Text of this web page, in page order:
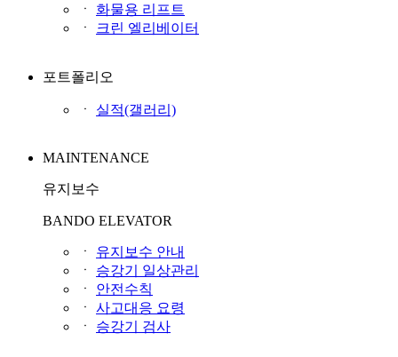
ㆍ 화물용 리프트
ㆍ
크린 엘리베이터
포트폴리오
ㆍ 실적(갤러리)
MAINTENANCE
유지보수
BANDO ELEVATOR
ㆍ 유지보수 안내
ㆍ 승강기 일상관리
ㆍ 안전수칙
ㆍ 사고대응 요령
ㆍ 승강기 검사